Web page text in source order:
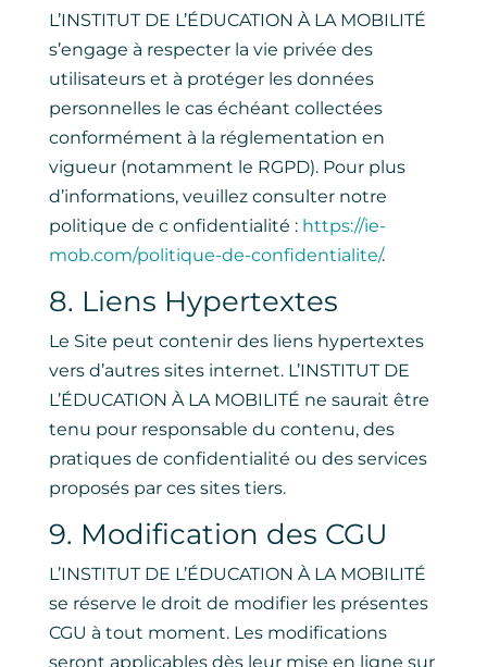
L’INSTITUT DE L’ÉDUCATION À LA MOBILITÉ
s’engage à respecter la vie privée des
utilisateurs et à protéger les données
personnelles le cas échéant collectées
conformément à la réglementation en
vigueur (notamment le RGPD). Pour plus
d’informations, veuillez consulter notre
politique de c onfidentialité : https://ie-
mob.com/politique-de-confidentialite/.
8. Liens Hypertextes
Le Site peut contenir des liens hypertextes
vers d’autres sites internet. L’INSTITUT DE
L’ÉDUCATION À LA MOBILITÉ ne saurait être
tenu pour responsable du contenu, des
pratiques de confidentialité ou des services
proposés par ces sites tiers.
9. Modification des CGU
L’INSTITUT DE L’ÉDUCATION À LA MOBILITÉ
se réserve le droit de modifier les présentes
CGU à tout moment. Les modifications
seront applicables dès leur mise en ligne sur